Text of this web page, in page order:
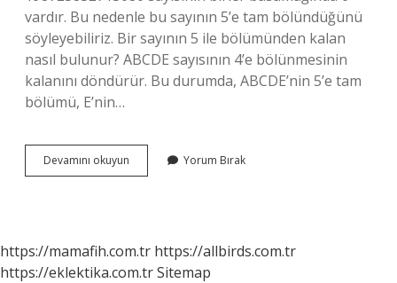
vardır. Bu nedenle bu sayının 5’e tam bölündüğünü
söyleyebiliriz. Bir sayının 5 ile bölümünden kalan
nasıl bulunur? ABCDE sayısının 4’e bölünmesinin
kalanını döndürür. Bu durumda, ABCDE’nin 5’e tam
bölümü, E’nin…
Devamını okuyun
Ile
Yorum Bırak
https://mamafih.com.tr https://allbirds.com.tr
https://eklektika.com.trSitemap